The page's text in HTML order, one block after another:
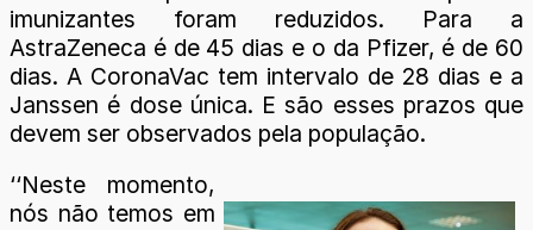
imunizantes foram reduzidos. Para a
AstraZeneca é de 45 dias e o da Pfizer, é de 60
dias. A CoronaVac tem intervalo de 28 dias e a
Janssen é dose única. E são esses prazos que
devem ser observados pela população.
‘‘Neste momento,
nós não temos em